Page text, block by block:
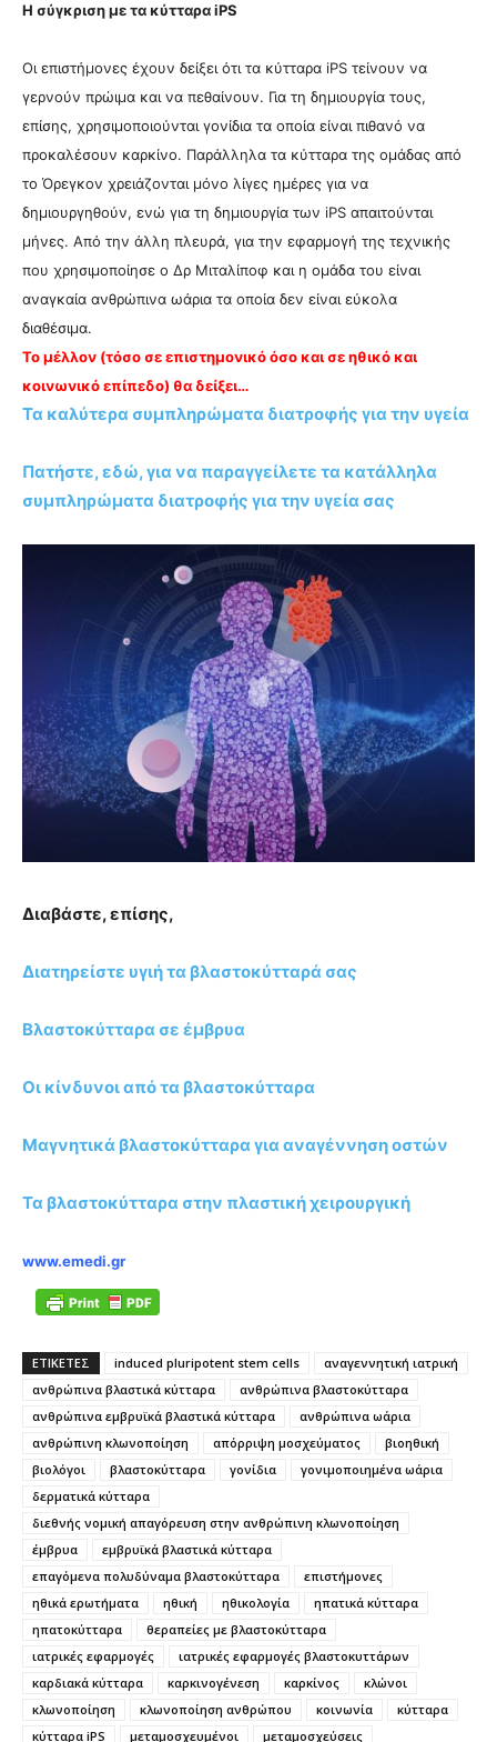
Η σύγκριση με τα κύτταρα iPS
Οι επιστήμονες έχουν δείξει ότι τα κύτταρα iPS τείνουν να
γερνούν πρώιμα και να πεθαίνουν. Για τη δημιουργία τους,
επίσης, χρησιμοποιούνται γονίδια τα οποία είναι πιθανό να
προκαλέσουν καρκίνο. Παράλληλα τα κύτταρα της ομάδας από
το Όρεγκον χρειάζονται μόνο λίγες ημέρες για να
δημιουργηθούν, ενώ για τη δημιουργία των iPS απαιτούνται
μήνες. Από την άλλη πλευρά, για την εφαρμογή της τεχνικής
που χρησιμοποίησε ο Δρ Μιταλίποφ και η ομάδα του είναι
αναγκαία ανθρώπινα ωάρια τα οποία δεν είναι εύκολα
διαθέσιμα.
Το μέλλον (τόσο σε επιστημονικό όσο και σε ηθικό και
κοινωνικό επίπεδο) θα δείξει…
Τα καλύτερα συμπληρώματα διατροφής για την υγεία
Πατήστε, εδώ, για να παραγγείλετε τα κατάλληλα
συμπληρώματα διατροφής για την υγεία σας
Διαβάστε, επίσης,
Διατηρείστε υγιή τα βλαστοκύτταρά σας
Βλαστοκύτταρα σε έμβρυα
Οι κίνδυνοι από τα βλαστοκύτταρα
Μαγνητικά βλαστοκύτταρα για αναγέννηση οστών
Τα βλαστοκύτταρα στην πλαστική χειρουργική
www.emedi.gr
ΕΤΙΚΕΤΕΣ induced pluripotent stem cells
αναγεννητική ιατρική
ανθρώπινα βλαστικά κύτταρα
ανθρώπινα βλαστοκύτταρα
ανθρώπινα εμβρυϊκά βλαστικά κύτταρα
ανθρώπινα ωάρια
ανθρώπινη κλωνοποίηση
απόρριψη μοσχεύματος
βιοηθική
βιολόγοι
βλαστοκύτταρα γονίδια
γονιμοποιημένα ωάρια
δερματικά κύτταρα
διεθνής νομική απαγόρευση στην ανθρώπινη κλωνοποίηση
έμβρυα
εμβρυϊκά βλαστικά κύτταρα
επαγόμενα πολυδύναμα βλαστοκύτταρα
επιστήμονες
ηθικά ερωτήματα
ηθική ηθικολογία
ηπατικά κύτταρα
ηπατοκύτταρα
θεραπείες με βλαστοκύτταρα
ιατρικές εφαρμογές
ιατρικές εφαρμογές βλαστοκυττάρων
καρδιακά κύτταρα
καρκινογένεση καρκίνος
κλώνοι
κλωνοποίηση
κλωνοποίηση ανθρώπου κοινωνία
κύτταρα
κύτταρα iPS
μεταμοσχευμένοι μεταμοσχεύσεις